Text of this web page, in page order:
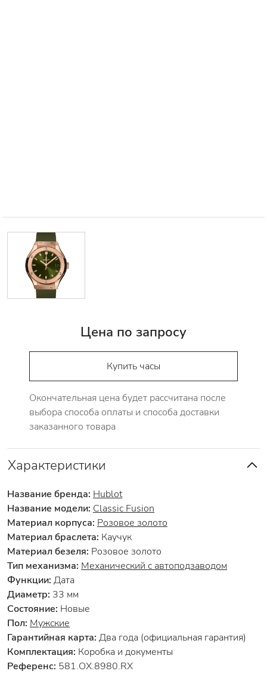
Цена по запросу
Купить часы
Окончательная цена будет рассчитана после
выбора способа оплаты и способа доставки
заказанного товара
Характеристики
Название бренда: Hublot
Название модели: Classic Fusion
Материал корпуса: Розовое золото
Материал браслета: Каучук
Материал безеля: Розовое золото
Тип механизма: Механический с автоподзаводом
Функции: Дата
Диаметр: 33 мм
Состояние: Новые
Пол: Мужские
Гарантийная карта: Два года (официальная гарантия)
Комплектация: Коробка и документы
Референс: 581.OX.8980.RX